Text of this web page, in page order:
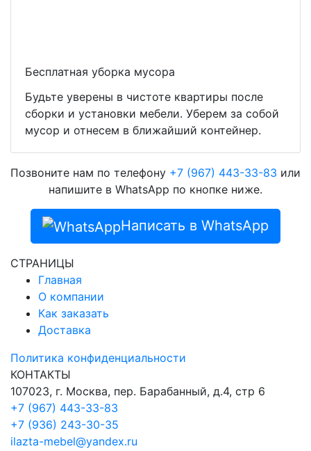
Бесплатная уборка мусора
Будьте уверены в чистоте квартиры после
сборки и установки мебели. Уберем за собой
мусор и отнесем в ближайший контейнер.
Позвоните нам по телефону +7 (967) 443-33-83 или
напишите в WhatsApp по кнопке ниже.
Написать в WhatsApp
СТРАНИЦЫ
Главная
О компании
Как заказать
Доставка
Политика конфиденциальности
КОНТАКТЫ
107023, г. Москва, пер. Барабанный, д.4, стр 6
+7 (967) 443-33-83
+7 (936) 243-30-35
ilazta-mebel@yandex.ru